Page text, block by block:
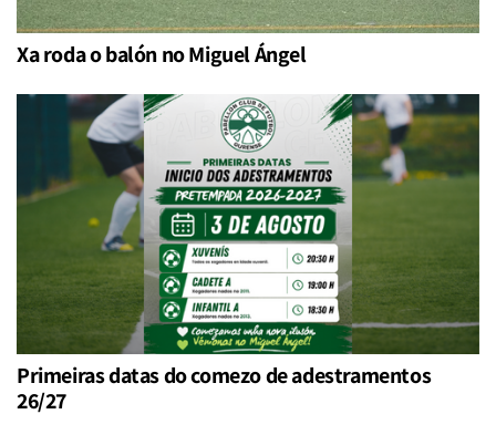
Xa roda o balón no Miguel Ángel
Primeiras datas do comezo de adestramentos
26/27